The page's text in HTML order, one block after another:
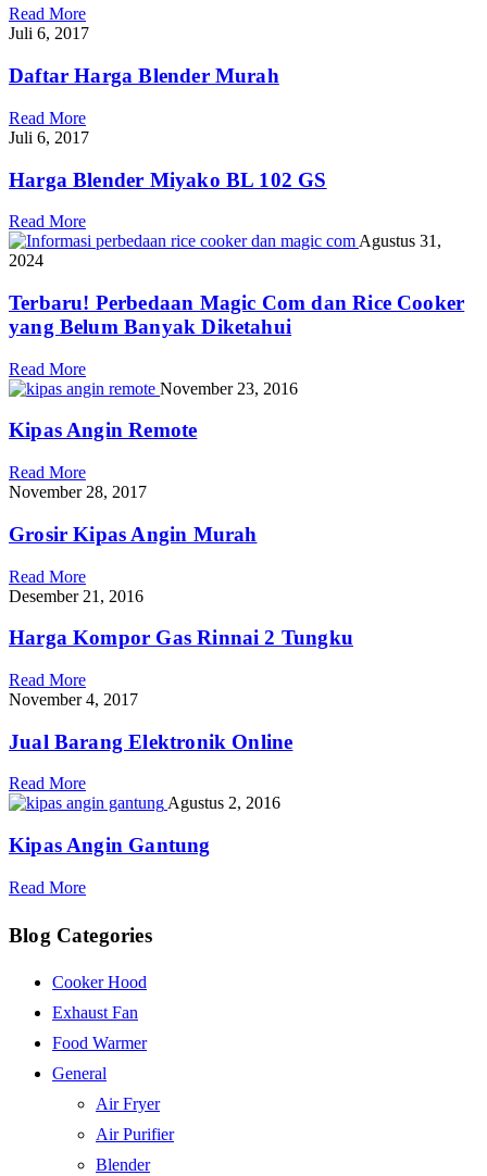
Read More
Juli 6, 2017
Daftar Harga Blender Murah
Read More
Juli 6, 2017
Harga Blender Miyako BL 102 GS
Read More
Agustus 31,
2024
Terbaru! Perbedaan Magic Com dan Rice Cooker
yang Belum Banyak Diketahui
Read More
November 23, 2016
Kipas Angin Remote
Read More
November 28, 2017
Grosir Kipas Angin Murah
Read More
Desember 21, 2016
Harga Kompor Gas Rinnai 2 Tungku
Read More
November 4, 2017
Jual Barang Elektronik Online
Read More
Agustus 2, 2016
Kipas Angin Gantung
Read More
Blog Categories
Cooker Hood
Exhaust Fan
Food Warmer
General
Air Fryer
Air Purifier
Blender